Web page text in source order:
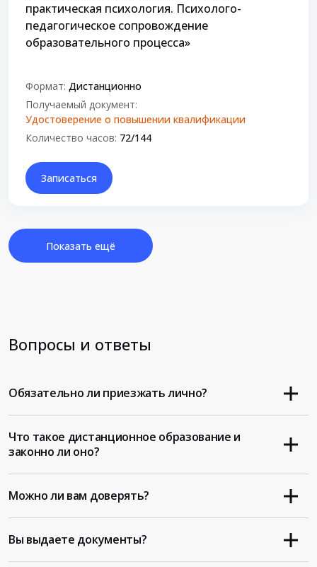
практическая психология. Психолого-
педагогическое сопровождение
образовательного процесса»
Формат: Дистанционно
Получаемый документ:
Удостоверение о повышении квалификации
Количество часов: 72/144
Записаться
Показать ещё
Вопросы и ответы
Обязательно ли приезжать лично?
Что такое дистанционное образование и
законно ли оно?
Можно ли вам доверять?
Вы выдаете документы?